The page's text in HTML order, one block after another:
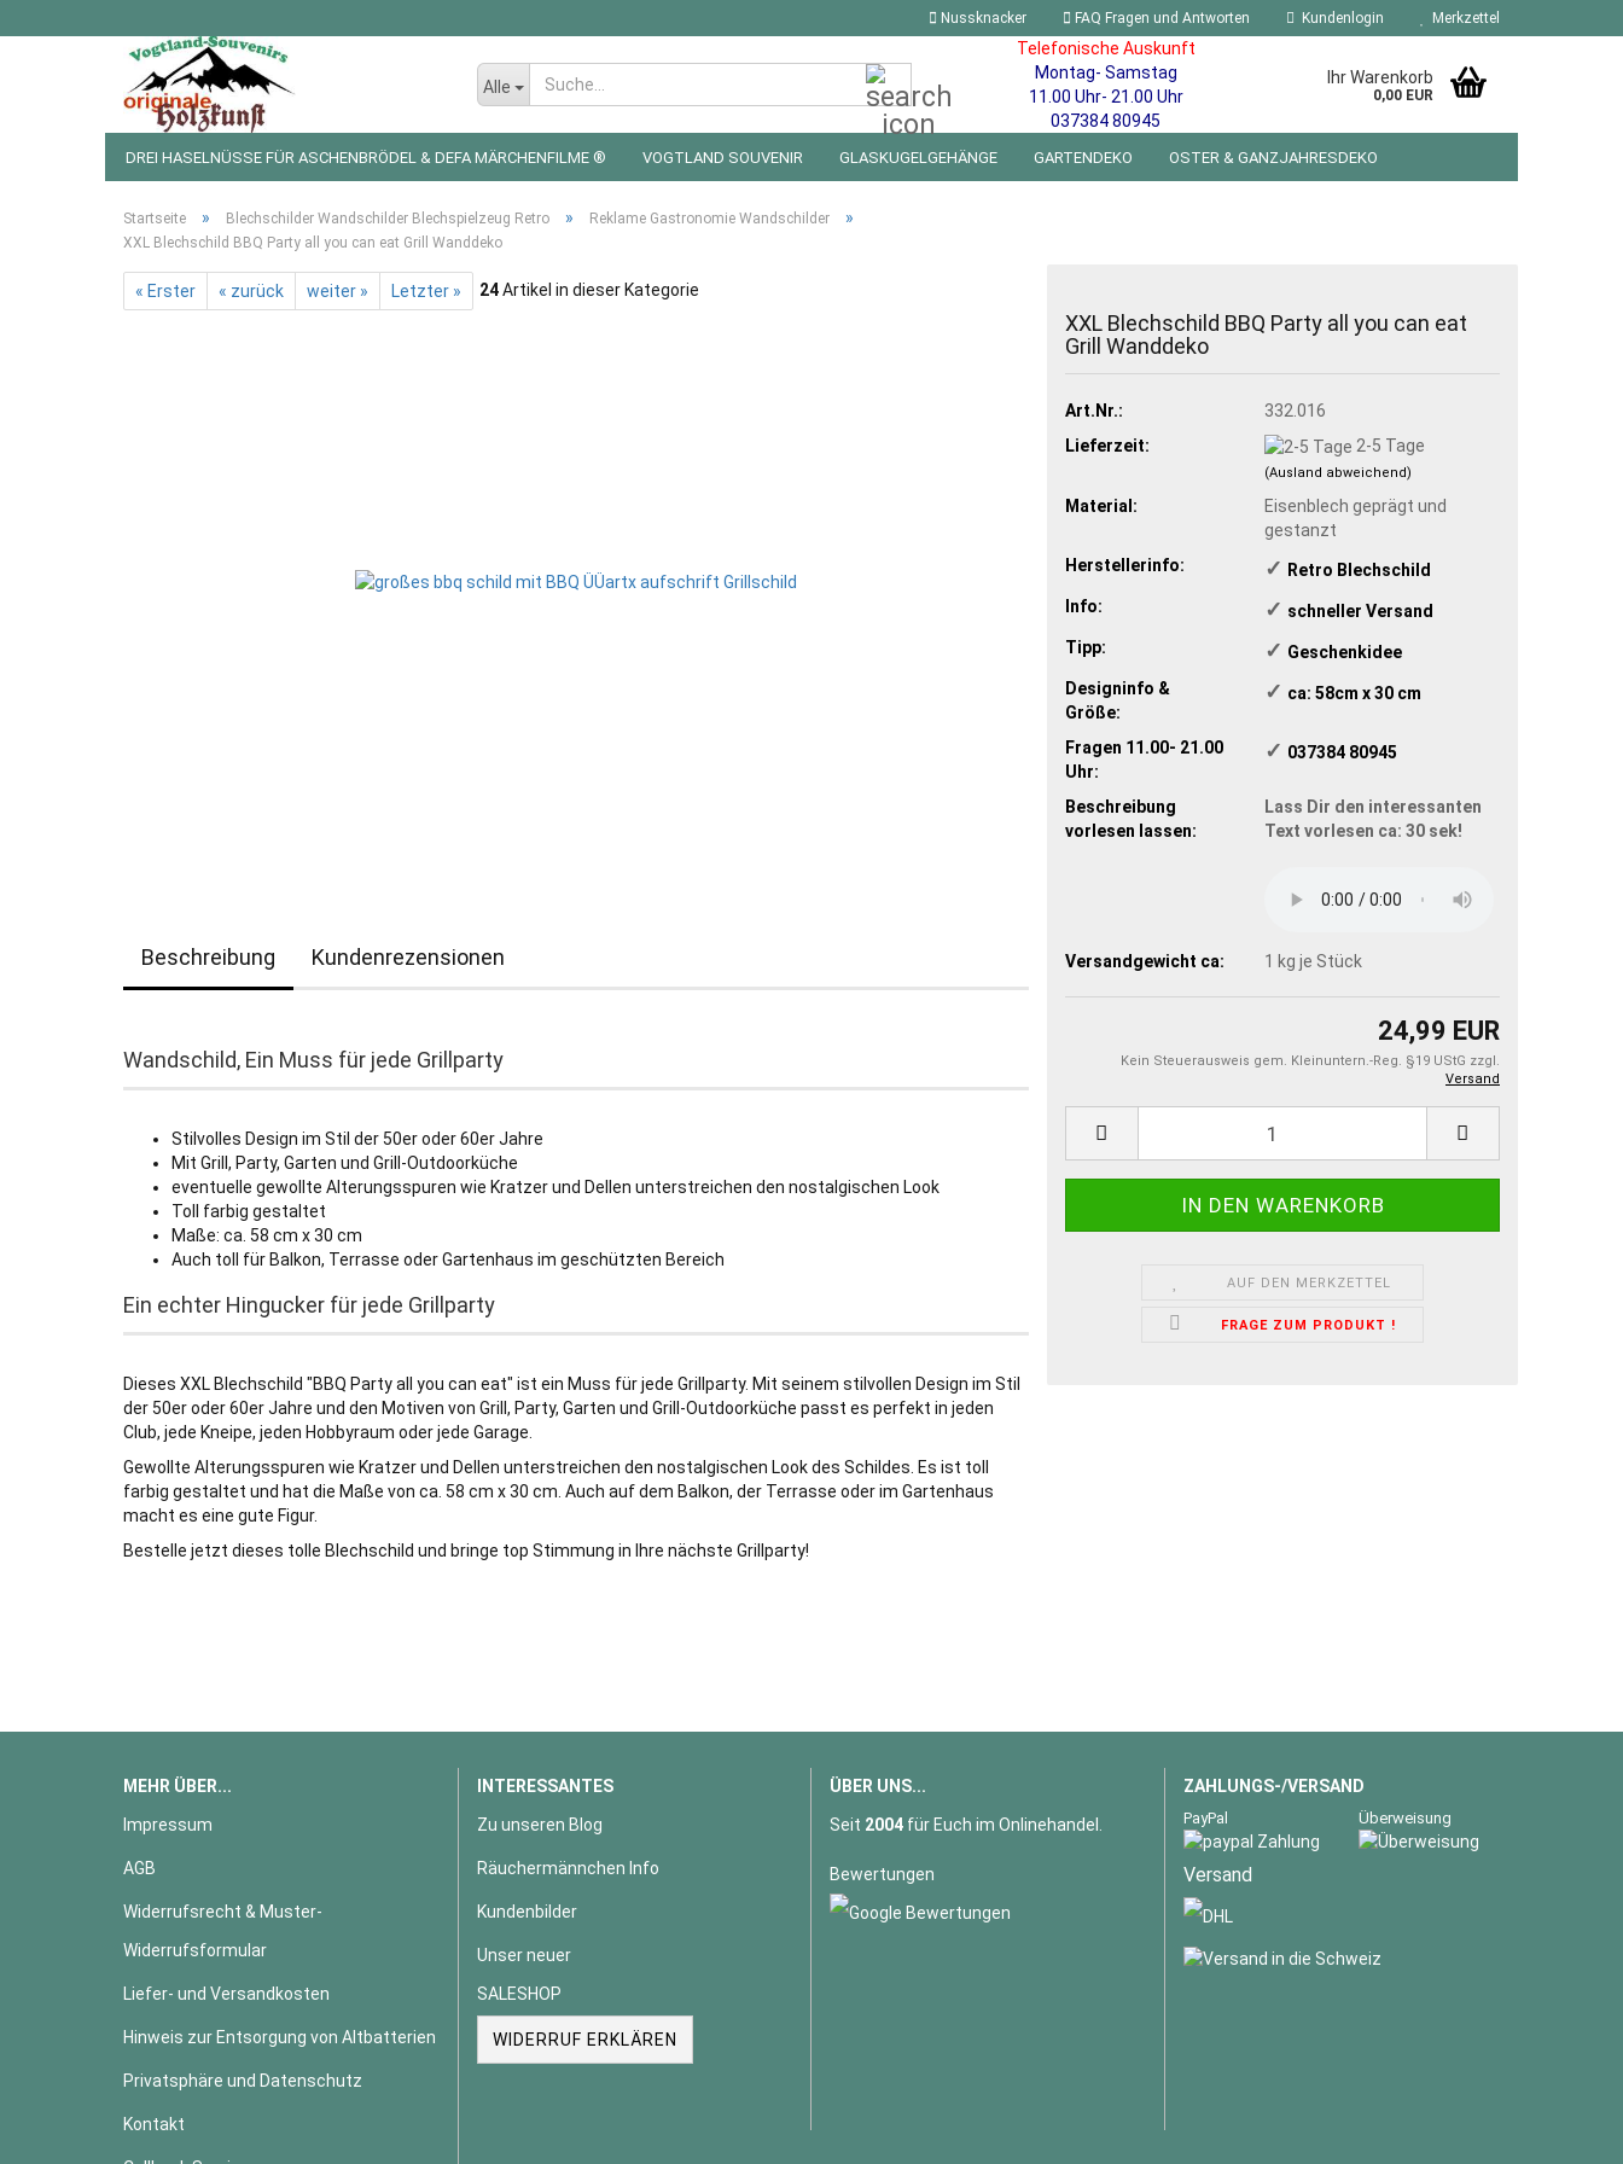
Nussknacker FAQ Fragen und Antworten Kundenlogin Merkzettel
Alle
Telefonische Auskunft
Montag- Samstag
11.00 Uhr- 21.00 Uhr
037384 80945
Ihr Warenkorb
0,00 EUR
DREI HASELNÜSSE FÜR ASCHENBRÖDEL & DEFA MÄRCHENFILME ® VOGTLAND SOUVENIR GLASKUGELGEHÄNGE GARTENDEKO OSTER & GANZJAHRESDEKO
Startseite » Blechschilder Wandschilder Blechspielzeug Retro » Reklame Gastronomie Wandschilder »
XXL Blechschild BBQ Party all you can eat Grill Wanddeko
« Erster « zurück weiter » Letzter » 24Artikel in dieser Kategorie
XXL Blechschild BBQ Party all you can eat
Grill Wanddeko
Art.Nr.:
332.016
Lieferzeit:
2-5 Tage
(Ausland abweichend)
Material:
Eisenblech geprägt und
gestanzt
Herstellerinfo:
✓ ​Retro Blechschild
Info:
✓ ​schneller Versand
Tipp:
✓ ​Geschenkidee
Designinfo &
Größe:
✓ ​ ca: 58cm x 30 cm
Fragen 11.00- 21.00
Uhr:
✓ ​ 037384 80945
Beschreibung
vorlesen lassen:
Lass Dir den interessanten
Text vorlesen ca: 30 sek!
Versandgewicht ca: 1 kg je Stück
24,99 EUR
Kein Steuerausweis gem. Kleinuntern.-Reg. §19 UStG zzgl.
Versand
AUF DEN MERKZETTEL
FRAGE ZUM PRODUKT !
Beschreibung Kundenrezensionen
Wandschild, Ein Muss für jede Grillparty
Stilvolles Design im Stil der 50er oder 60er Jahre
Mit Grill, Party, Garten und Grill-Outdoorküche
eventuelle gewollte Alterungsspuren wie Kratzer und Dellen unterstreichen den nostalgischen Look
Toll farbig gestaltet
Maße: ca. 58 cm x 30 cm
Auch toll für Balkon, Terrasse oder Gartenhaus im geschützten Bereich
Ein echter Hingucker für jede Grillparty
Dieses XXL Blechschild "BBQ Party all you can eat" ist ein Muss für jede Grillparty. Mit seinem stilvollen Design im Stil
der 50er oder 60er Jahre und den Motiven von Grill, Party, Garten und Grill-Outdoorküche passt es perfekt in jeden
Club, jede Kneipe, jeden Hobbyraum oder jede Garage.
Gewollte Alterungsspuren wie Kratzer und Dellen unterstreichen den nostalgischen Look des Schildes. Es ist toll
farbig gestaltet und hat die Maße von ca. 58 cm x 30 cm. Auch auf dem Balkon, der Terrasse oder im Gartenhaus
macht es eine gute Figur.
Bestelle jetzt dieses tolle Blechschild und bringe top Stimmung in Ihre nächste Grillparty!
MEHR ÜBER...
Impressum
AGB
Widerrufsrecht & Muster-
Widerrufsformular
Liefer- und Versandkosten
Hinweis zur Entsorgung von Altbatterien
Privatsphäre und Datenschutz
Kontakt
INTERESSANTES
Zu unseren Blog
Räuchermännchen Info
Kundenbilder
Unser neuer
SALESHOP
WIDERRUF ERKLÄREN
ÜBER UNS...
Seit 2004 für Euch im Onlinehandel.
Bewertungen
ZAHLUNGS-/VERSAND
PayPal Überweisung
Versand